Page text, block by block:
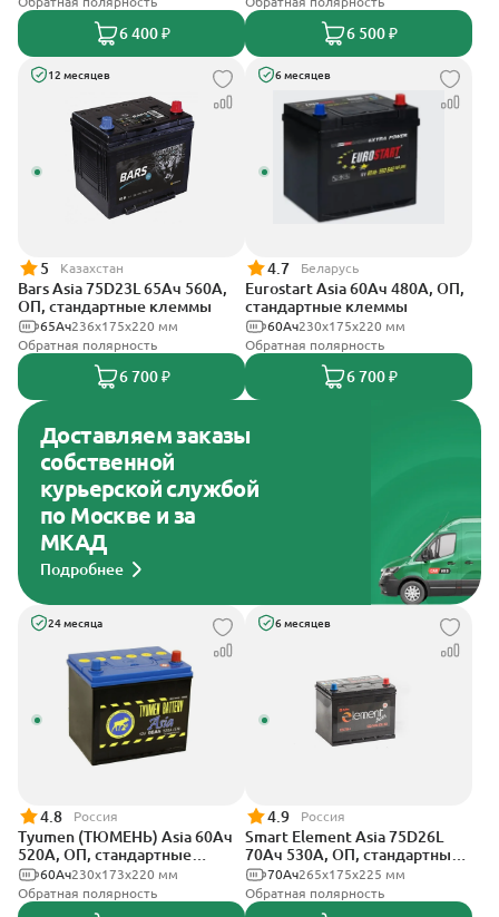
6 400 ₽ 6 500 ₽
12 месяцев
5 Казахстан
Bars Asia 75D23L 65Ач 560А,
ОП, стандартные клеммы
236х175х220 мм
65Ач
Обратная полярность
6 700 ₽
6 месяцев
4.7 Беларусь
Eurostart Asia 60Ач 480А, ОП,
стандартные клеммы
230x175x220 мм
60Ач
Обратная полярность
6 700 ₽
Доставляем заказы
собственной
курьерской службой
по Москве и за
МКАД
Подробнее
24 месяца
4.8 Россия
Tyumen (ТЮМЕНЬ) Asia 60Ач
520А, ОП, стандартные
клеммы230х173х220 мм
60Ач
Обратная полярность
6 месяцев
4.9 Россия
Smart Element Asia 75D26L
70Ач 530А, ОП, стандартные
клеммы265x175x225 мм
70Ач
Обратная полярность